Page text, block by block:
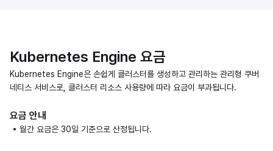
Kubernetes Engine 요금
Kubernetes Engine은 손쉽게 클러스터를 생성하고 관리하는 관리형 쿠버
네티스 서비스로, 클러스터 리소스 사용량에 따라 요금이 부과됩니다.
요금 안내
월간 요금은 30일 기준으로 산정됩니다.